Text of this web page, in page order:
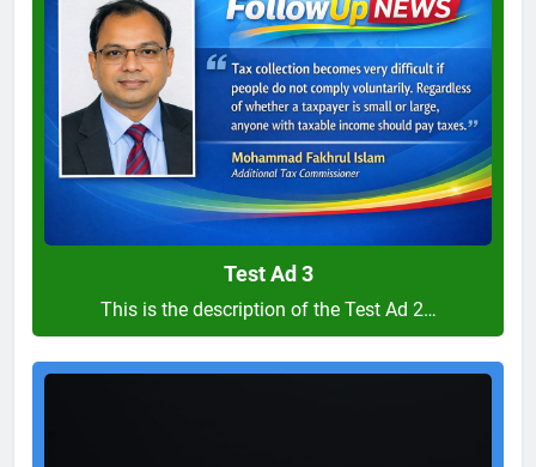
3
Test Ad 3
This is the description of the Test Ad 2…